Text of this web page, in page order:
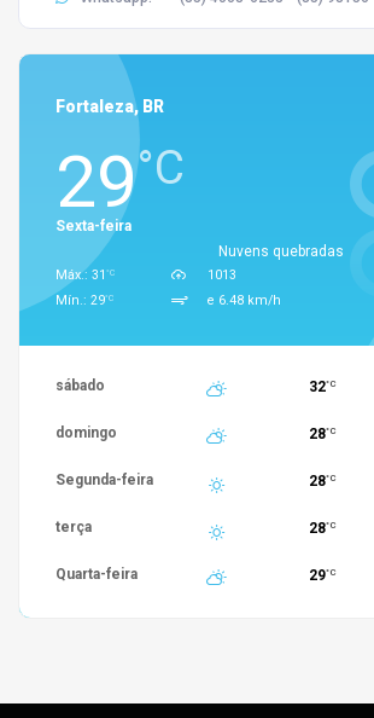
Fortaleza, BR
29°C
Nuvens quebradas
Sexta-feira
Máx.: 31 °C
Mín.: 29°C
1013
e 6.48 km/h
sábado 32°C
domingo 28°C
Segunda-feira 28°C
terça 28°C
Quarta-feira 29°C